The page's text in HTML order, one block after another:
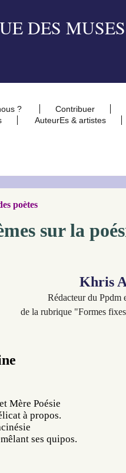
?
Contribuer
AuteurEs & artistes
poètes
sur la
Khris
Rédacteur du Ppdm
de la rubrique "Formes
Mère Poésie
à propos.
ses quipos.